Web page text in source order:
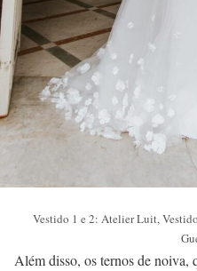
Vestido 1 e 2: Atelier Luit,
Além disso, os ternos de noiva,